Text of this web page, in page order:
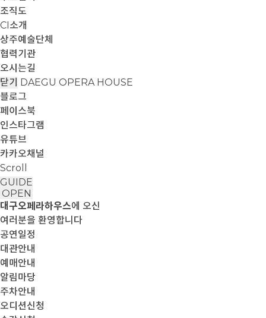
조직도
CI소개
상주예술단체
협력기관
오시는길
닫기 DAEGU OPERA HOUSE
블로그
페이스북
인스타그램
유튜브
카카오채널
Scroll
GUIDE
OPEN
대구오페라하우스에 오신
여러분을 환영합니다
공연일정
대관안내
예매안내
알림마당
주차안내
오디션신청